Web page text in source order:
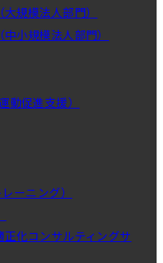
規模法人部門）
小規模法人部門）
促進支援）
ーニング）
正化コンサルティングサ